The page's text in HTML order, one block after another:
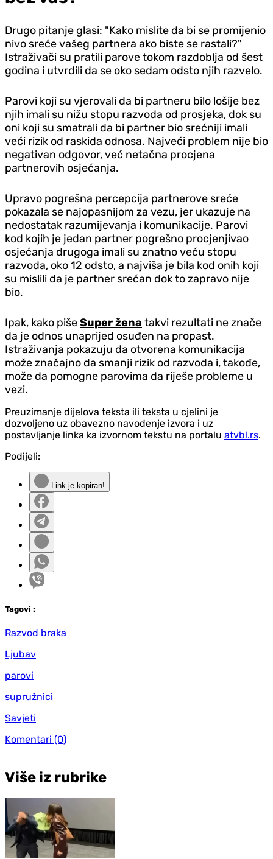
Drugo pitanje glasi: "Kako mislite da bi se promijenio
nivo sreće vašeg partnera ako biste se rastali?"
Istraživači su pratili parove tokom razdoblja od šest
godina i utvrdili da se oko sedam odsto njih razvelo.
Parovi koji su vjerovali da bi partneru bilo lošije bez
njih imali su nižu stopu razvoda od prosjeka, dok su
oni koji su smatrali da bi partner bio srećniji imali
veći rizik od raskida odnosa. Najveći problem nije bio
negativan odgovor, već netačna procjena
partnerovih osjećanja.
Upravo pogrešna percepcija partnerove sreće
pokazala se najopasnijom za vezu, jer ukazuje na
nedostatak razumijevanja i komunikacije. Parovi
kod kojih je jedan partner pogrešno procjenjivao
osjećanja drugoga imali su znatno veću stopu
razvoda, oko 12 odsto, a najviša je bila kod onih koji
su mislili da je partner srećan dok to zapravo nije
bio.
Ipak, kako pišeSuper žena takvi rezultati ne znače
da je odnos unaprijed osuđen na propast.
Istraživanja pokazuju da otvorena komunikacija
može značajno da smanji rizik od razvoda i, takođe,
može da pomogne parovima da riješe probleme u
vezi.
Preuzimanje dijelova teksta ili teksta u cjelini je
dozvoljeno uz obavezno navođenje izvora i uz
postavljanje linka ka izvornom tekstu na portalu atvbl.rs.
Podijeli:
Link je kopiran!
Tagovi :
Razvod braka
Ljubav
parovi
supružnici
Savjeti
Komentari (0)
Više iz rubrike